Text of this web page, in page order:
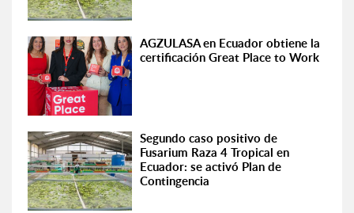
AGZULASA en Ecuador obtiene la
certificación Great Place to Work
Segundo caso positivo de
Fusarium Raza 4 Tropical en
Ecuador: se activó Plan de
Contingencia